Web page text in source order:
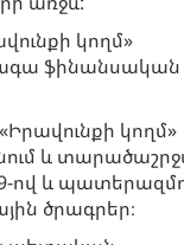
կողմ»
ֆինանսական
կողմ»
և
ով և
ծրագրեր։